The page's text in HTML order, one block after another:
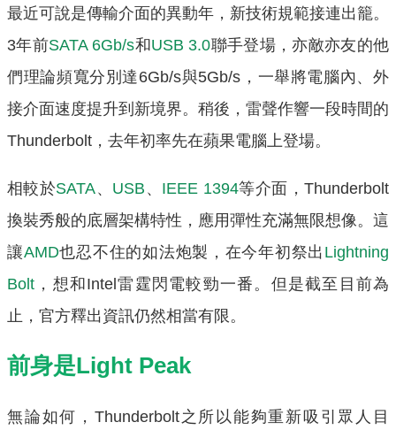
最近可說是傳輸介面的異動年，新技術規範接連出籠。
3年前SATA 6Gb/s和USB 3.0聯手登場，亦敵亦友的他
們理論頻寬分別達6Gb/s與5Gb/s，一舉將電腦內、外
接介面速度提升到新境界。稍後，雷聲作響一段時間的
Thunderbolt，去年初率先在蘋果電腦上登場。
相較於SATA、 USB 、 IEEE 1394等介面，Thunderbolt
換裝秀般的底層架構特性，應用彈性充滿無限想像。這
讓AMD也忍不住的如法炮製，在今年初祭出 Lightning
Bolt ，想和Intel雷霆閃電較勁一番。但是截至目前為
止，官方釋出資訊仍然相當有限。
前身是Light Peak
無論如何，Thunderbolt之所以能夠重新吸引眾人目